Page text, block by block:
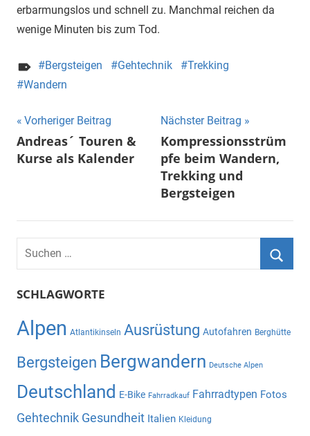
erbarmungslos und schnell zu. Manchmal reichen da
wenige Minuten bis zum Tod.
Bergsteigen Gehtechnik
Trekking
Wandern
Beitragsnavigation
Vorheriger Beitrag
Andreas´ Touren &
Kurse als Kalender
Nächster Beitrag
Kompressionsstrüm
pfe beim Wandern,
Trekking und
Bergsteigen
Suchen
nach:
SCHLAGWORTE
Alpen Atlantikinseln Ausrüstung Autofahren Berghütte
Bergsteigen Bergwandern Deutsche Alpen
Deutschland E-Bike Fahrradkauf Fahrradtypen Fotos
Gehtechnik Gesundheit Italien Kleidung